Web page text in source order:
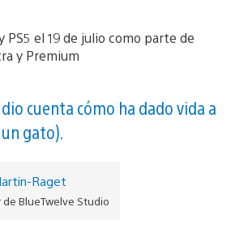
cuenta cómo ha dado vida a
gato).
Raget
BlueTwelve Studio